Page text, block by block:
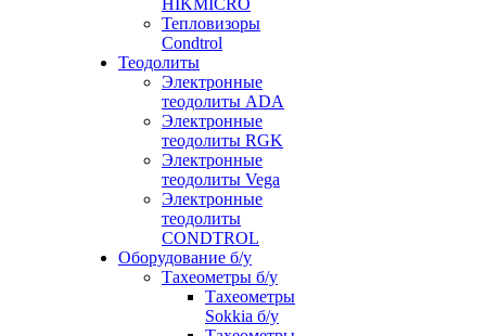
HIKMICRO
Тепловизоры
Condtrol
Теодолиты
Электронные
теодолиты ADA
Электронные
теодолиты RGK
Электронные
теодолиты Vega
Электронные
теодолиты
CONDTROL
Оборудование б/у
Тахеометры б/у
Тахеометры
Sokkia б/у